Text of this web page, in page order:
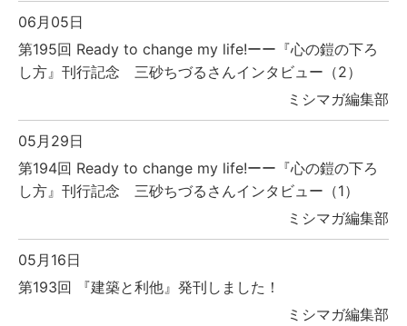
06月05日
第195回 Ready to change my life!ーー『心の鎧の下ろ
し方』刊行記念 三砂ちづるさんインタビュー（2）
ミシマガ編集部
05月29日
第194回 Ready to change my life!ーー『心の鎧の下ろ
し方』刊行記念 三砂ちづるさんインタビュー（1）
ミシマガ編集部
05月16日
第193回 『建築と利他』発刊しました！
ミシマガ編集部